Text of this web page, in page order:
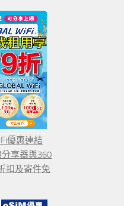
優惠連結
享器與360
扣及寄件免